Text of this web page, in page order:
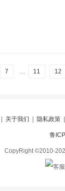
7 … 11 12
关于我们 隐私政策
鲁
CopyRight ©2010-